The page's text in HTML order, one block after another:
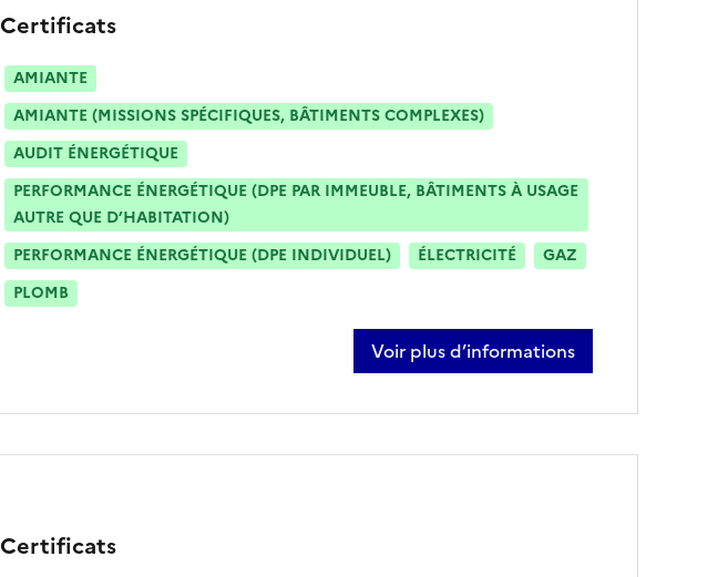
Certificats
AMIANTE
AMIANTE (MISSIONS SPÉCIFIQUES, BÂTIMENTS COMPLEXES)
AUDIT ÉNERGÉTIQUE
PERFORMANCE ÉNERGÉTIQUE (DPE PAR IMMEUBLE, BÂTIMENTS À USAGE
AUTRE QUE D’HABITATION)
PERFORMANCE ÉNERGÉTIQUE (DPE INDIVIDUEL)
ÉLECTRICITÉ
GAZ
PLOMB
Voir plus d’informations
sur clément thumereau
Certificats